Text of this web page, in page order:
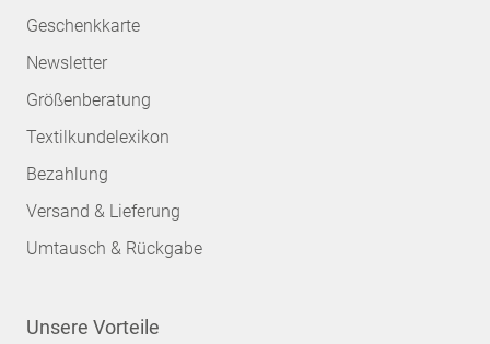
Geschenkkarte
Newsletter
Größenberatung
Textilkundelexikon
Bezahlung
Versand & Lieferung
Umtausch & Rückgabe
Unsere Vorteile